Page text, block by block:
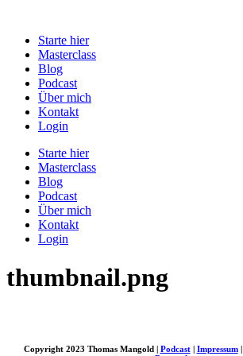
springenStarte hier
Masterclass
Blog
Podcast
Über mich
Kontakt
Login
Starte hier
Masterclass
Blog
Podcast
Über mich
Kontakt
Login
thumbnail.png
Copyright 2023 Thomas Mangold | Podcast| Impressum|